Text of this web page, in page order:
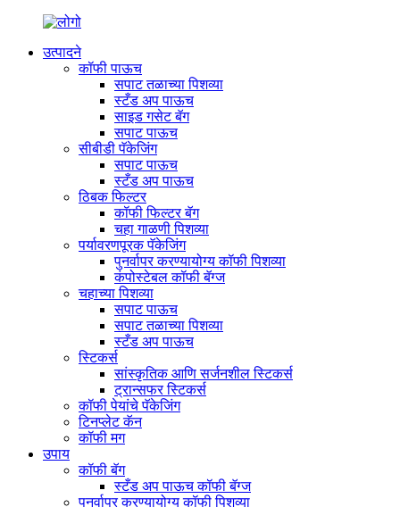
उत्पादने
कॉफी पाऊच
सपाट तळाच्या पिशव्या
स्टँड अप पाऊच
साइड गसेट बॅग
सपाट पाऊच
सीबीडी पॅकेजिंग
सपाट पाऊच
स्टँड अप पाऊच
ठिबक फिल्टर
कॉफी फिल्टर बॅग
चहा गाळणी पिशव्या
पर्यावरणपूरक पॅकेजिंग
पुनर्वापर करण्यायोग्य कॉफी पिशव्या
कंपोस्टेबल कॉफी बॅग्ज
चहाच्या पिशव्या
सपाट पाऊच
सपाट तळाच्या पिशव्या
स्टँड अप पाऊच
स्टिकर्स
सांस्कृतिक आणि सर्जनशील स्टिकर्स
ट्रान्सफर स्टिकर्स
कॉफी पेयांचे पॅकेजिंग
टिनप्लेट कॅन
कॉफी मग
उपाय
कॉफी बॅग
स्टँड अप पाऊच कॉफी बॅग्ज
पुनर्वापर करण्यायोग्य कॉफी पिशव्या